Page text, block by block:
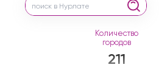
Количество
городов
211